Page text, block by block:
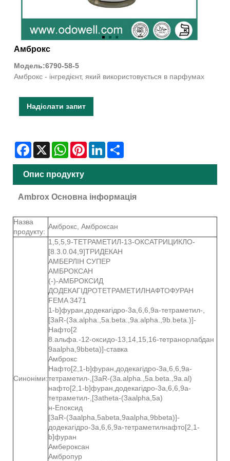
Амброкс
Модель:6790-58-5
Амброкс - інгредієнт, який використовується в парфумах
Надіслати запит
Facebook
X WhatsAppPinterestLinkedIn
Опис продукту
Ambrox Основна інформація
Назва
продукту:
Амброкс, Амброксан
Синоніми:
1,5,5,9-ТЕТРАМЕТИЛ-13-ОКСАТРИЦИКЛО-
[8.3.0.04,9]ТРИДЕКАН
АМБЕРЛІН СУПЕР
АМБРОКСАН
(-)-АМБРОКСИД
ДОДЕКАГІДРОТЕТРАМЕТИЛНАФТОФУРАН
FEMA 3471
1-b]фуран,додекагідро-3a,6,6,9a-тетраметил-,
[3aR-(3a.alpha.,5a.beta.,9a.alpha.,9b.beta.)]-
Нафто[2
8.альфа.-12-оксидо-13,14,15,16-тетранорлабдан
9aalpha,9bbeta)]-ставка
Амброкс
Нафто[2,1-b]фуран,додекагідро-3a,6,6,9a-
тетраметил-,[3aR-(3a.alpha.,5a.beta.,9a.al)
нафто[2,1-b]фуран,додекагідро-3a,6,6,9a-
тетраметил-,[3atheta-(3aalpha,5a)
н-Епоксид
[3aR-(3aalpha,5abeta,9aalpha,9bbeta)]-
додекагідро-3a,6,6,9a-тетраметилнафто[2,1-
b]фуран
Амбероксан
Амбропур